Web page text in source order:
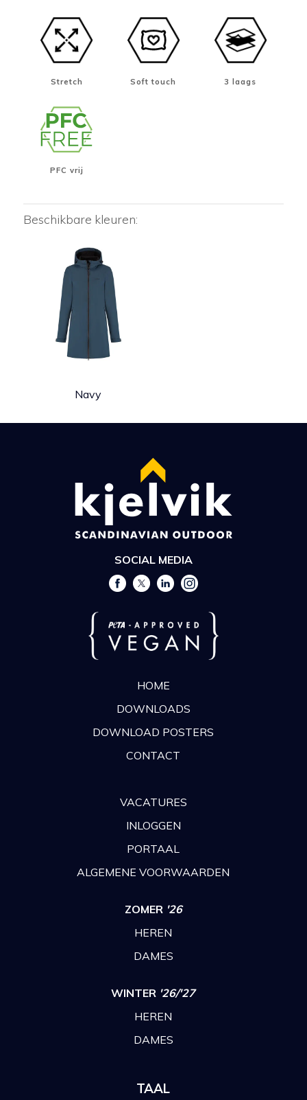
Stretch Soft touch 3 laags
PFC vrij
Beschikbare kleuren:
Navy
SOCIAL MEDIA
HOME
DOWNLOADS
DOWNLOAD POSTERS
CONTACT
VACATURES
INLOGGEN
PORTAAL
ALGEMENE VOORWAARDEN
ZOMER '26
HEREN
DAMES
WINTER '26/'27
HEREN
DAMES
TAAL